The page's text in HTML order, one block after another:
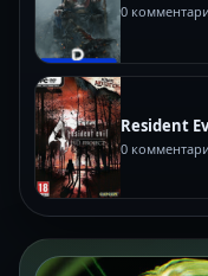
0
Resident
0